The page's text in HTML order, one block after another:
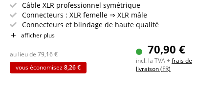
Câble XLR professionnel symétrique
Connecteurs : XLR femelle ⇒ XLR mâle
Connecteurs et blindage de haute qualité
Longueur : 20m
Inclus bande auto-agrippante
4 pièces dans le set
afficher plus
70,90 €
incl. la TVA +frais de
livraison (FR)
au lieu de 79,16€
vous économisez8,26 €